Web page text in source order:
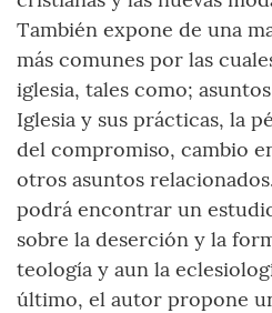
También expone de una
más comunes por las
iglesia, tales como;
Iglesia y sus prácticas, la
del compromiso, cambio
otros asuntos
podrá encontrar un
sobre la deserción y la
teología y aun la
último, el autor propone